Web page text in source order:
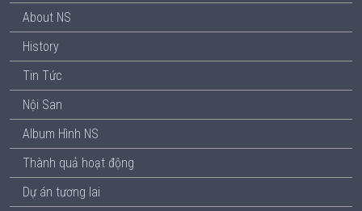
About NS
History
Tin Tức
Nội San
Album Hình NS
Thành quả hoạt động
Dự án tương lai